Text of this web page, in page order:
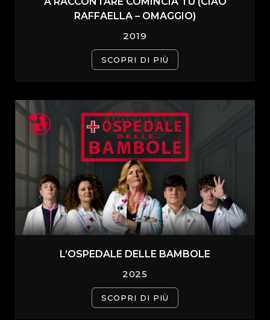
RAFFAELLA – OMAGGIO)
2019
SCOPRI DI PIÙ
L’OSPEDALE DELLE BAMBOLE
2025
SCOPRI DI PIÙ